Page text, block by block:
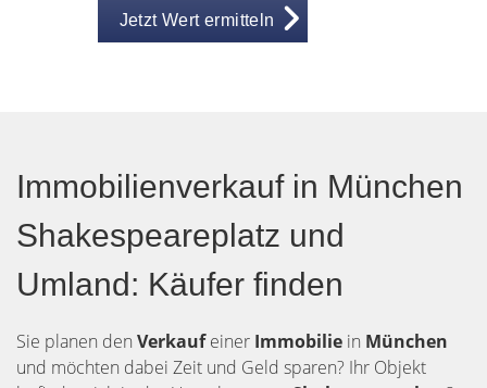
Jetzt Wert ermitteln
Immobilienverkauf in München
Shakespeareplatz und
Umland: Käufer finden
Sie planen den Verkaufeiner Immobilie in München
und möchten dabei Zeit und Geld sparen? Ihr Objekt